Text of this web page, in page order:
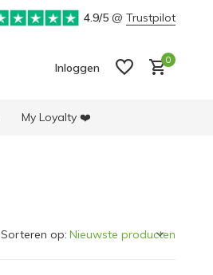
4.9/5 @ Trustpilot
Inloggen
0
My Loyalty ❤️
Sorteren op: